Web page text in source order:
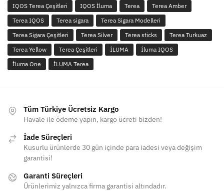
IQOS Terea Çeşitleri
IQOS İluma Terea
Terea Amber
Terea IQOS
Terea sigara
Terea Sigara Modelleri
Terea Sigara Çeşitleri
Terea Silver Terea sticks
Terea Turkuaz
Terea Yellow
Terea Çeşitleri İLUMA
İluma IQOS
İluma One
İLUMA Terea
Tüm Türkiye Ücretsiz Kargo
Havale ile ödeme yapın, kargo ücreti bizden!
İade Süreçleri
Kusurlu ürünlerde 30 gün içinde para iadesi veya değişim
garantisi!
Garanti Süreçleri
Ürünlerimiz yalnızca firma garantisi altındadır.